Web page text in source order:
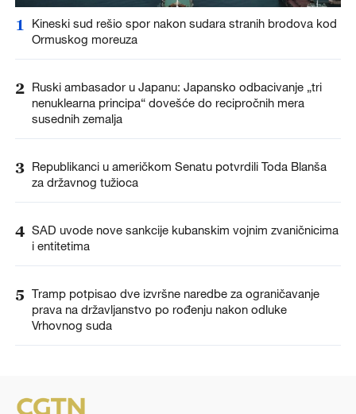
1
Kineski sud rešio spor nakon sudara stranih brodova kod
Ormuskog moreuza
2 Ruski ambasador u Japanu: Japansko odbacivanje „tri
nenuklearna principa“ dovešće do recipročnih mera
susednih zemalja
3 Republikanci u američkom Senatu potvrdili Toda Blanša
za državnog tužioca
4 SAD uvode nove sankcije kubanskim vojnim zvaničnicima
i entitetima
5 Tramp potpisao dve izvršne naredbe za ograničavanje
prava na državljanstvo po rođenju nakon odluke
Vrhovnog suda